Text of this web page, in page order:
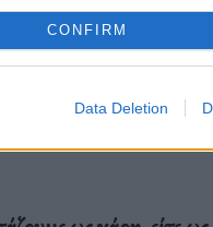
CONFIRM
Data Deletion
στην αλήθεια.
φιλμ—αλλά ως
αισθητικό βάθος